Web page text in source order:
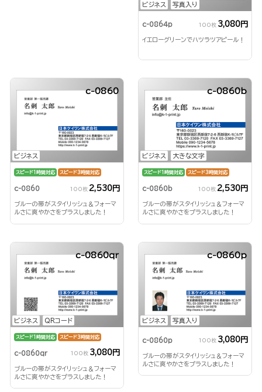
ビジネス 写真入り
c-0864p 100枚 3,080円
イエローグリーンでハツラツアピール！
ビジネス
c-0860
スピード1時間対応 スピード3時間対応
c-0860 100枚 2,530円
ブルーの帯がスタイリッシュ＆フォーマ
ルさに爽やかさをプラスしました！
ビジネス 大きな文字
c-0860b
スピード1時間対応 スピード3時間対応
c-0860b 100枚 2,530円
ブルーの帯がスタイリッシュ＆フォーマ
ルさに爽やかさをプラスしました！
ビジネス QRコード
c-0860qr
スピード1時間対応 スピード3時間対応
c-0860qr 100枚 3,080円
ブルーの帯がスタイリッシュ＆フォーマ
ルさに爽やかさをプラスしました！
ビジネス 写真入り
c-0860p
c-0860p 100枚 3,080円
ブルーの帯がスタイリッシュ＆フォーマ
ルさに爽やかさをプラスしました！